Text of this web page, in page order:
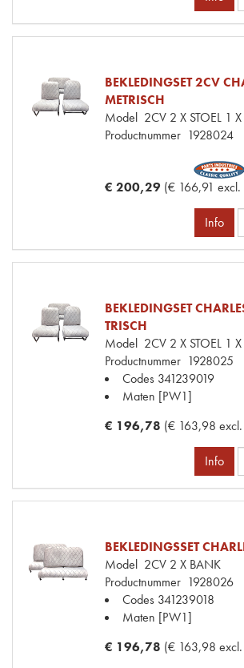
BEKLEDINGSET 2CV
METRISCH
Model 2CV 2 X STOEL 1
Productnummer 1928024
€ 200,29 (€ 166,91 excl.
Info
BEKLEDINGSET
TRISCH
Model 2CV 2 X STOEL 1
Productnummer 1928025
Codes 341239019
Maten [PW1]
€ 196,78 (€ 163,98
Info
BEKLEDINGSSET
Model 2CV 2 X BANK
Productnummer 1928026
Codes 341239018
Maten [PW1]
€ 196,78 (€ 163,98